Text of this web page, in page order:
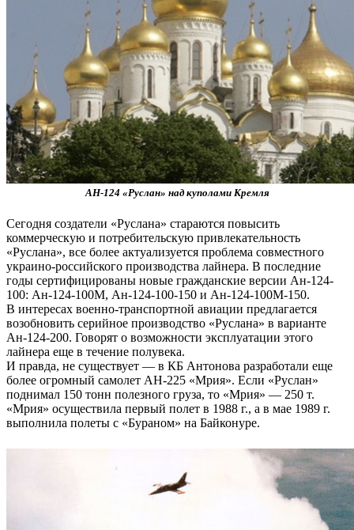
АН-124 «Руслан» над куполами Кремля
Сегодня создатели «Руслана» стараются повысить
коммерческую и потребительскую привлекательность
«Руслана», все более актуализуется проблема совместного
украино-российского производства лайнера. В последние
годы сертифицированы новые гражданские версии Ан-124-
100: Ан-124-100М, Ан-124-100-150 и Ан-124-100М-150.
В интересах военно-транспортной авиации предлагается
возобновить серийное производство «Руслана» в варианте
Ан-124-200. Говорят о возможности эксплуатации этого
лайнера еще в течение полувека.
И правда, не существует — в КБ Антонова разработали еще
более огромный самолет АН-225 «Мрия». Если «Руслан»
поднимал 150 тонн полезного груза, то «Мрия» — 250 т.
«Мрия» осуществила первый полет в 1988 г., а в мае 1989 г.
выполнила полеты с «Бураном» на Байконуре.